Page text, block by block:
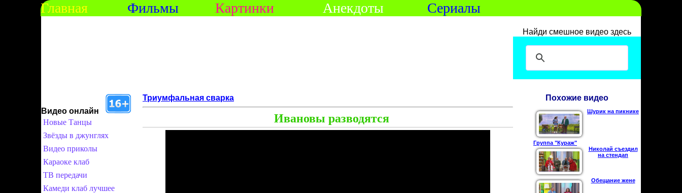
Главная Фильмы Картинки Анекдоты Сериалы
Найди смешное видео здесь
Видео онлайн
Новые Танцы
Звёзды в джунглях
Видео приколы
Караоке клаб
ТВ передачи
Камеди клаб лучшее
Триумфальная сварка
Ивановы разводятся
Похожие видео
Шурик на пикнике
Группа "Кураж"
Николай съездил
на стендап
Обещание жене